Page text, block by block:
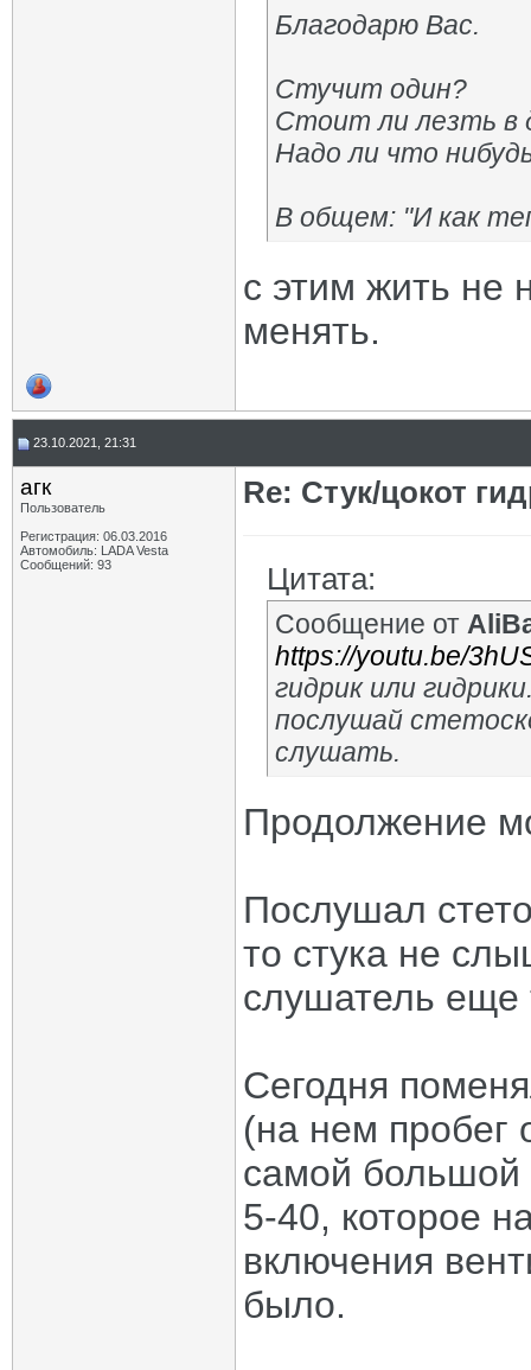
Благодарю Вас.
Стучит один?
Стоит ли лезть в
Надо ли что
В общем: "И как
с этим жить не
менять.
23.10.2021, 21:31
агк
Пользователь
Регистрация: 06.03.2016
Автомобиль: LADA Vesta
Сообщений: 93
Re: Стук/цокот
Цитата:
Сообщение от
https://youtu.be/
гидрик или
послушай
слушать.
Продолжение
Послушал
то стука не
слушатель еще
Сегодня
(на нем пробег
самой большой
5-40, которое
включения
было.